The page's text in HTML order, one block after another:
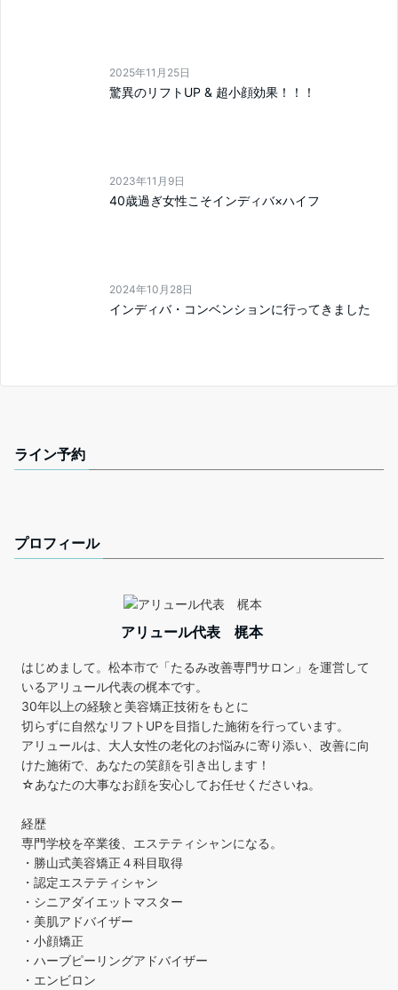
2025年11月25日
驚異のリフトUP & 超小顔効果！！！
2023年11月9日
40歳過ぎ女性こそインディバ×ハイフ
2024年10月28日
インディバ・コンベンションに行ってきました
ライン予約
プロフィール
アリュール代表 梶本
はじめまして。松本市で「たるみ改善専門サロン」を運営して
いるアリュール代表の梶本です。
30年以上の経験と美容矯正技術をもとに
切らずに自然なリフトUPを目指した施術を行っています。
アリュールは、大人女性の老化のお悩みに寄り添い、改善に向
けた施術で、あなたの笑顔を引き出します！
☆あなたの大事なお顔を安心してお任せくださいね。
経歴
専門学校を卒業後、エステティシャンになる。
・勝山式美容矯正４科目取得
・認定エステティシャン
・シニアダイエットマスター
・美肌アドバイザー
・小顔矯正
・ハーブピーリングアドバイザー
・エンビロン